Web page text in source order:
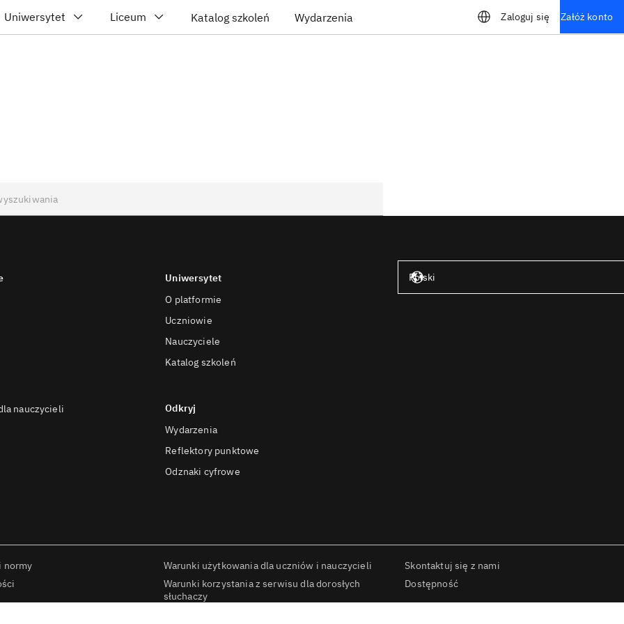
Uniwersytet Liceum Katalog szkoleń Wydarzenia Zaloguj się Załóż konto
nauczycieli
Uniwersytet
O platformie
Uczniowie
Nauczyciele
Katalog szkoleń
Odkryj
Wydarzenia
Reflektory punktowe
Odznaki cyfrowe
Polski
normy
Warunki użytkowania dla uczniów i nauczycieli
Warunki korzystania z serwisu dla dorosłych
słuchaczy
Skontaktuj się z nami
Dostępność